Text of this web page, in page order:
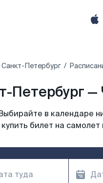
Санкт-Петербург
Петербург —
в календаре
билет на